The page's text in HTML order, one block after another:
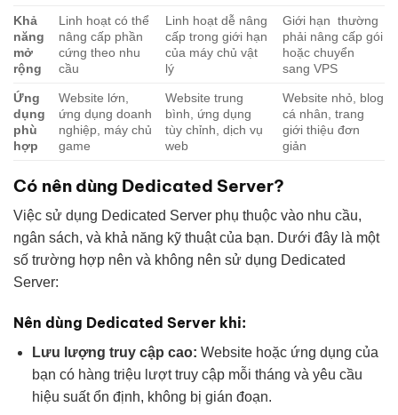
Khả
năng
mở
rộng
Linh hoạt có thể
nâng cấp phần
cứng theo nhu
cầu
Linh hoạt dễ nâng
cấp trong giới hạn
của máy chủ vật
lý
Giới hạn thường
phải nâng cấp gói
hoặc chuyển
sang VPS
Ứng
dụng
phù
hợp
Website lớn,
ứng dụng doanh
nghiệp, máy chủ
game
Website trung
bình, ứng dụng
tùy chỉnh, dịch vụ
web
Website nhỏ, blog
cá nhân, trang
giới thiệu đơn
giản
Có nên dùng Dedicated Server?
Việc sử dụng Dedicated Server phụ thuộc vào nhu cầu,
ngân sách, và khả năng kỹ thuật của bạn. Dưới đây là một
số trường hợp nên và không nên sử dụng Dedicated
Server:
Nên dùng Dedicated Server khi:
Lưu lượng truy cập cao: Website hoặc ứng dụng của
bạn có hàng triệu lượt truy cập mỗi tháng và yêu cầu
hiệu suất ổn định, không bị gián đoạn.